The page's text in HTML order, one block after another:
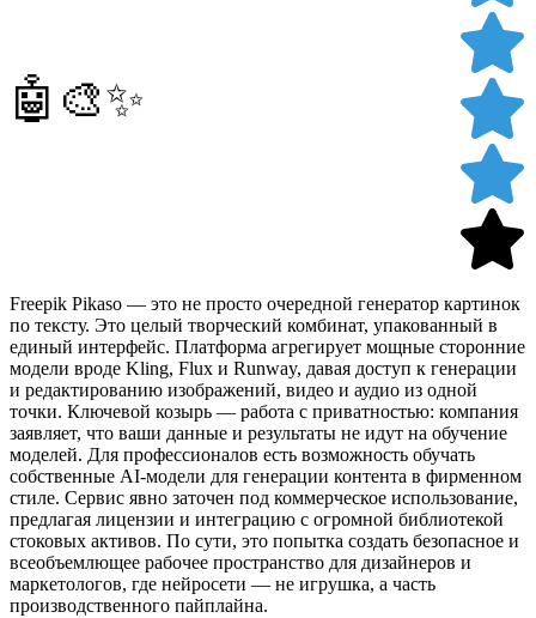
🤖🎨✨
Freepik Pikaso — это не просто очередной генератор картинок
по тексту. Это целый творческий комбинат, упакованный в
единый интерфейс. Платформа агрегирует мощные сторонние
модели вроде Kling, Flux и Runway, давая доступ к генерации
и редактированию изображений, видео и аудио из одной
точки. Ключевой козырь — работа с приватностью: компания
заявляет, что ваши данные и результаты не идут на обучение
моделей. Для профессионалов есть возможность обучать
собственные AI-модели для генерации контента в фирменном
стиле. Сервис явно заточен под коммерческое использование,
предлагая лицензии и интеграцию с огромной библиотекой
стоковых активов. По сути, это попытка создать безопасное и
всеобъемлющее рабочее пространство для дизайнеров и
маркетологов, где нейросети — не игрушка, а часть
производственного пайплайна.